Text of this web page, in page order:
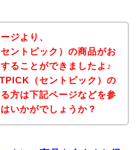
ジより、
ントピック）の商品がお
ることができましたよ♪
（セントピック）の
方は下記ページなどを参
いかがでしょうか？